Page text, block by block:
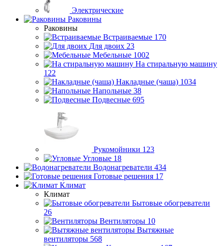
Электрические
Раковины
Раковины
Встраиваемые 170
Для двоих 23
Мебельные 1002
На стиральную машину
122
Накладные (чаша) 1034
Напольные 38
Подвесные 695
Рукомойники 123
Угловые 18
Водонагреватели 434
Готовые решения 17
Климат
Климат
Бытовые обогреватели
26
Вентиляторы 10
Вытяжные
вентиляторы 568